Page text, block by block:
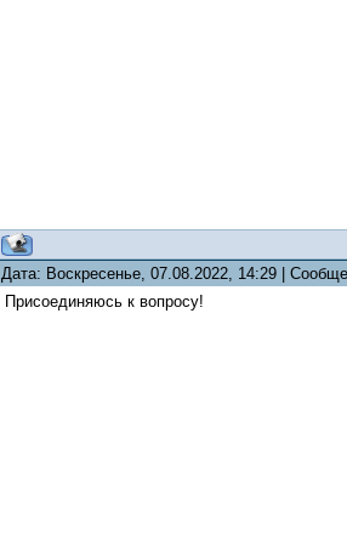
Дата: Воскресенье, 07.08.2022, 14:29 |
Присоединяюсь к вопросу!